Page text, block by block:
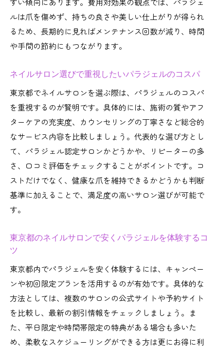
ルは爪を傷めず、持ちの良さや美しい仕上がりが得られ
るため、長期的に見ればメンテナンス回数が減り、時間
や手間の節約にもつながります。
ネイルサロン選びで重視したいパラジェルのコスパ
東京都でネイルサロンを選ぶ際は、パラジェルのコスパ
を重視するのが賢明です。具体的には、施術の質やアフ
ターケアの充実度、カウンセリングの丁寧さなど総合的
なサービス内容を比較しましょう。代表的な選び方とし
て、パラジェル認定サロンかどうかや、リピーターの多
さ、口コミ評価をチェックすることがポイントです。コ
ストだけでなく、健康な爪を維持できるかどうかも判断
基準に加えることで、満足度の高いサロン選びが可能で
す。
東京都のネイルサロンで安くパラジェルを体験するコ
ツ
東京都内でパラジェルを安く体験するには、キャンペー
ンや初回限定プランを活用するのが有効です。具体的な
方法としては、複数のサロンの公式サイトや予約サイト
を比較し、最新の割引情報をチェックしましょう。ま
た、平日限定や時間帯限定の特典がある場合も多いた
め、柔軟なスケジューリングができる方は更にお得に利